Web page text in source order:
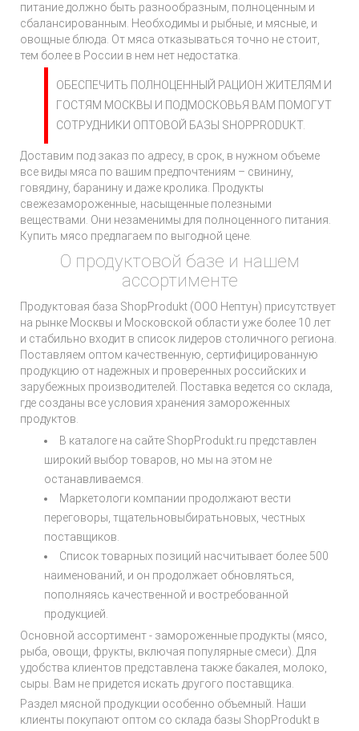
питание должно быть разнообразным, полноценным и
сбалансированным. Необходимы и рыбные, и мясные, и
овощные блюда. От мяса отказываться точно не стоит,
тем более в России в нем нет недостатка.
ОБЕСПЕЧИТЬ ПОЛНОЦЕННЫЙ РАЦИОН ЖИТЕЛЯМ И
ГОСТЯМ МОСКВЫ И ПОДМОСКОВЬЯ ВАМ ПОМОГУТ
СОТРУДНИКИ ОПТОВОЙ БАЗЫ SHOPPRODUKT.
Доставим под заказ по адресу, в срок, в нужном объеме
все виды мяса по вашим предпочтениям – свинину,
говядину, баранину и даже кролика. Продукты
свежезамороженные, насыщенные полезными
веществами. Они незаменимы для полноценного питания.
Купить мясо предлагаем по выгодной цене.
О продуктовой базе и нашем
ассортименте
Продуктовая база ShopProdukt (ООО Нептун) присутствует
на рынке Москвы и Московской области уже более 10 лет
и стабильно входит в список лидеров столичного региона.
Поставляем оптом качественную, сертифицированную
продукцию от надежных и проверенных российских и
зарубежных производителей. Поставка ведется со склада,
где созданы все условия хранения замороженных
продуктов.
В каталоге на сайте ShopProdukt.ru представлен
широкий выбор товаров, но мы на этом не
останавливаемся.
Маркетологи компании продолжают вести
переговоры, тщательновыбиратьновых, честных
поставщиков.
Список товарных позиций насчитывает более 500
наименований, и он продолжает обновляться,
пополняясь качественной и востребованной
продукцией.
Основной ассортимент - замороженные продукты (мясо,
рыба, овощи, фрукты, включая популярные смеси). Для
удобства клиентов представлена также бакалея, молоко,
сыры. Вам не придется искать другого поставщика.
Раздел мясной продукции особенно объемный. Наши
клиенты покупают оптом со склада базы ShopProdukt в